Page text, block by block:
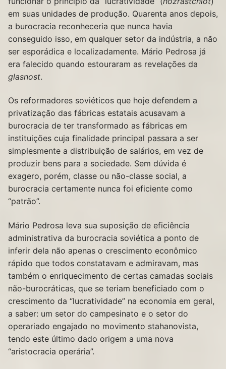
em suas unidades de produção. Quarenta anos depois,
a burocracia reconheceria que nunca havia
conseguido isso, em qualquer setor da indústria, a não
ser esporádica e localizadamente. Mário Pedrosa já
era falecido quando estouraram as revelações da
glasnost.
Os reformadores soviéticos que hoje defendem a
privatização das fábricas estatais acusavam a
burocracia de ter transformado as fábricas em
instituições cuja finalidade principal passara a ser
simplesmente a distribuição de salários, em vez de
produzir bens para a sociedade. Sem dúvida é
exagero, porém, classe ou não-classe social, a
burocracia certamente nunca foi eficiente como
“patrão”.
Mário Pedrosa leva sua suposição de eficiência
administrativa da burocracia soviética a ponto de
inferir dela não apenas o crescimento econômico
rápido que todos constatavam e admiravam, mas
também o enriquecimento de certas camadas sociais
não-burocráticas, que se teriam beneficiado com o
crescimento da “lucratividade” na economia em geral,
a saber: um setor do campesinato e o setor do
operariado engajado no movimento stahanovista,
tendo este último dado origem a uma nova
“aristocracia operária”.